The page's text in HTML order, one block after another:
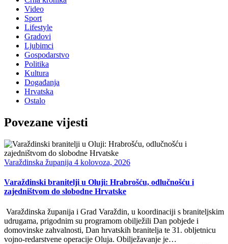
Video
Sport
Lifestyle
Gradovi
Ljubimci
Gospodarstvo
Politika
Kultura
Događanja
Hrvatska
Ostalo
Povezane vijesti
Varaždinska županija 4 kolovoza, 2026
Varaždinski branitelji u Oluji: Hrabrošću, odlučnošću i
zajedništvom do slobodne Hrvatske
Varaždinska županija i Grad Varaždin, u koordinaciji s braniteljskim
udrugama, prigodnim su programom obilježili Dan pobjede i
domovinske zahvalnosti, Dan hrvatskih branitelja te 31. obljetnicu
vojno-redarstvene operacije Oluja. Obilježavanje je…